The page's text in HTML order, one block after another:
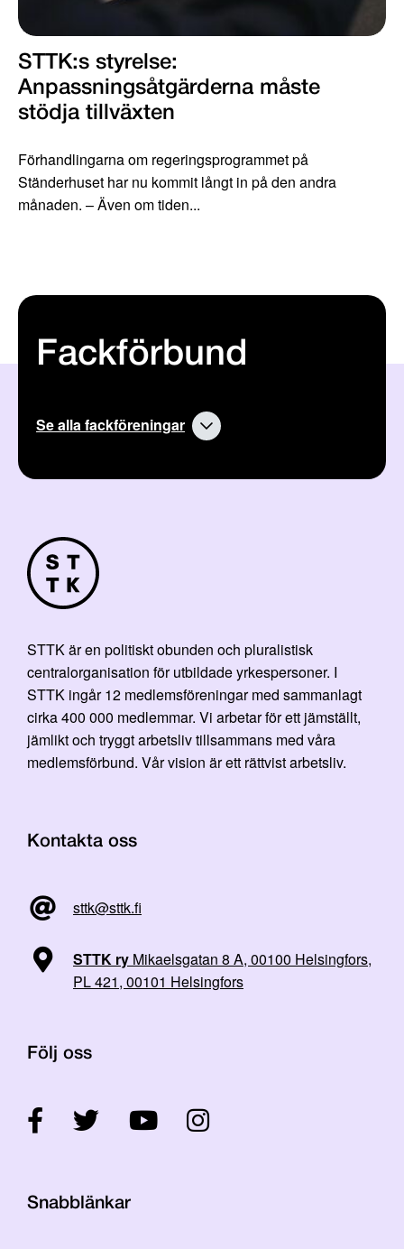
STTK:s styrelse:
Anpassningsåtgärderna måste
stödja tillväxten
Förhandlingarna om regeringsprogrammet på
Ständerhuset har nu kommit långt in på den andra
månaden. – Även om tiden...
Fackförbund
Se alla fackföreningar
STTK är en politiskt obunden och pluralistisk
centralorganisation för utbildade yrkespersoner. I
STTK ingår 12 medlemsföreningar med sammanlagt
cirka 400 000 medlemmar. Vi arbetar för ett jämställt,
jämlikt och tryggt arbetsliv tillsammans med våra
medlemsförbund. Vår vision är ett rättvist arbetsliv.
Kontakta oss
sttk@sttk.fi
STTK ry Mikaelsgatan 8 A, 00100 Helsingfors,
PL 421, 00101 Helsingfors
Följ oss
Snabblänkar